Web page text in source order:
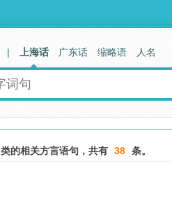
| 上海话 广东话 缩略语 人名
类的相关方言语句，共有 38 条。